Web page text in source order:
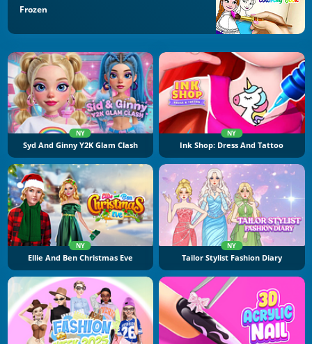
Frozen
NY
Syd And Ginny Y2K Glam Clash
NY
Ink Shop: Dress And Tattoo
NY
Ellie And Ben Christmas Eve
NY
Tailor Stylist Fashion Diary